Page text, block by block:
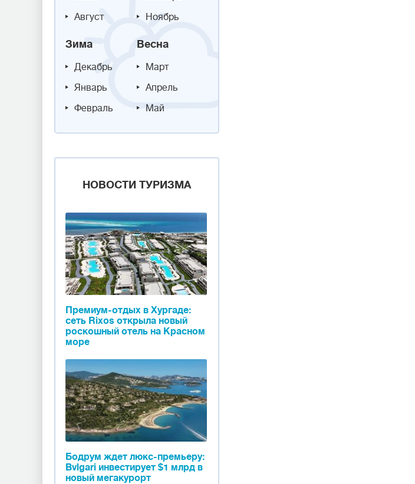
Август
Ноябрь
Зима
Декабрь
Январь
Февраль
Весна
Март
Апрель
Май
НОВОСТИ ТУРИЗМА
Премиум-отдых в Хургаде:
сеть Rixos открыла новый
роскошный отель на Красном
море
Бодрум ждет люкс-премьеру:
Bvlgari инвестирует $1 млрд в
новый мегакурорт